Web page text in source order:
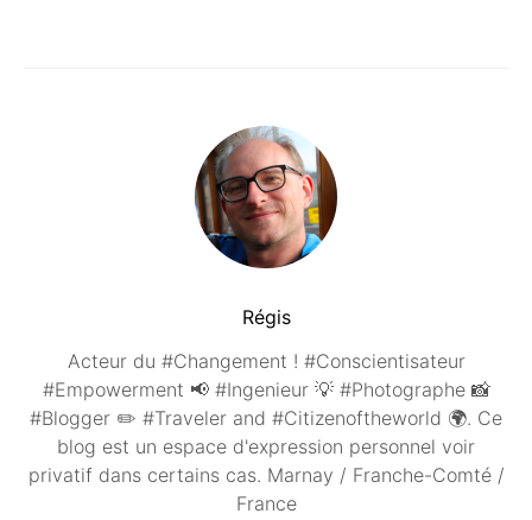
Régis
Acteur du #Changement ! #Conscientisateur
#Empowerment 📢 #Ingenieur 💡 #Photographe 📸
#Blogger ✏️ #Traveler and #Citizenoftheworld 🌍. Ce
blog est un espace d'expression personnel voir
privatif dans certains cas. Marnay / Franche-Comté /
France